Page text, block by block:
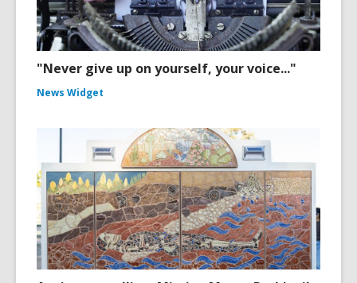
"Never give up on yourself, your voice..."
News Widget